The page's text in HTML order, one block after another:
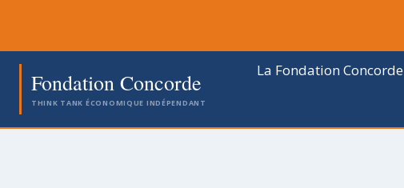
contenu
Fondation Concorde
THINK TANK ÉCONOMIQUE INDÉPENDANT
La Fondation Concorde